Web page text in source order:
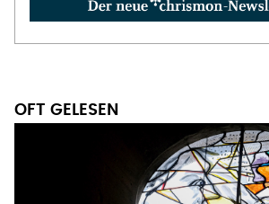
OFT GELESEN